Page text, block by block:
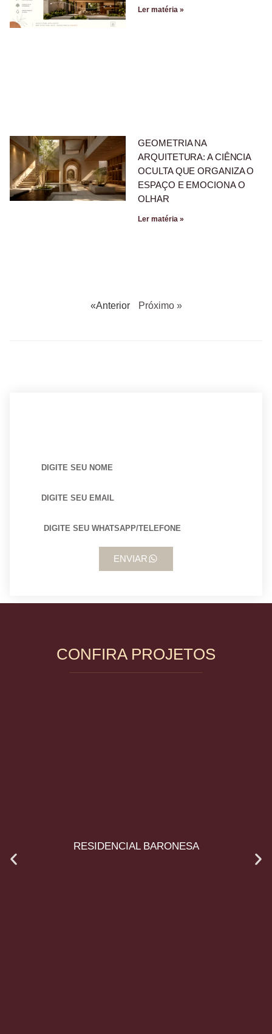
Ler matéria »
GEOMETRIA NA
ARQUITETURA: A CIÊNCIA
OCULTA QUE ORGANIZA O
ESPAÇO E EMOCIONA O
OLHAR
Ler matéria »
«Anterior Próximo »
ENVIAR
CONFIRA PROJETOS
RESIDENCIAL BARONESA